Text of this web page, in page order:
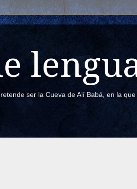
ser la Cueva de Alí Babá, en la